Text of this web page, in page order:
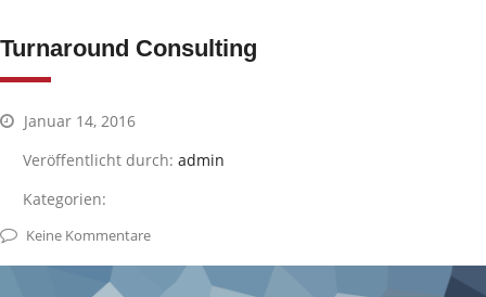
Turnaround Consulting
Januar 14, 2016
Veröffentlicht durch: admin
Kategorien:
Keine Kommentare